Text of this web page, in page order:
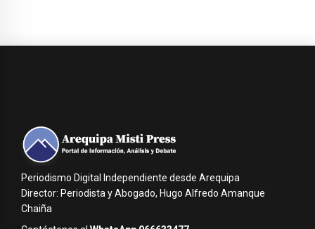
Periodismo Digital Independiente desde Arequipa
Director: Periodista y Abogado, Hugo Alfredo Amanque
Chaiña